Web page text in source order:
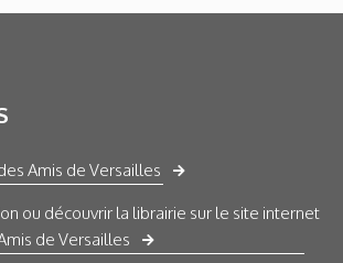
Amis de Versailles
ou découvrir la librairie sur le site internet
de Versailles